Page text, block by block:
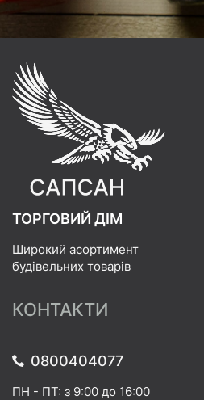
ТОРГОВИЙ ДІМ
Широкий асортимент
будівельних товарів
КОНТАКТИ
0800404077
ПН - ПТ: з 9:00 до 16:00